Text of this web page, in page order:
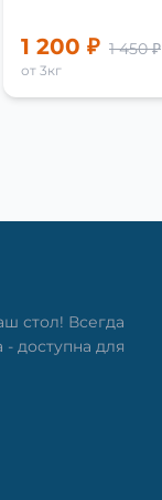
1 200 ₽ 1 450 ₽
от 3кг
стол! Всегда
доступна для